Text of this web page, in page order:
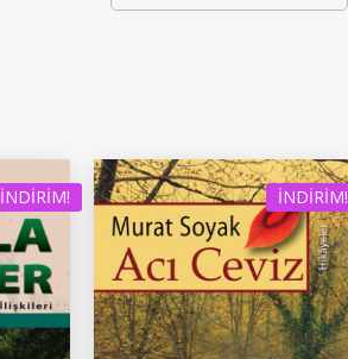
İNDIRIM! İNDIRIM!